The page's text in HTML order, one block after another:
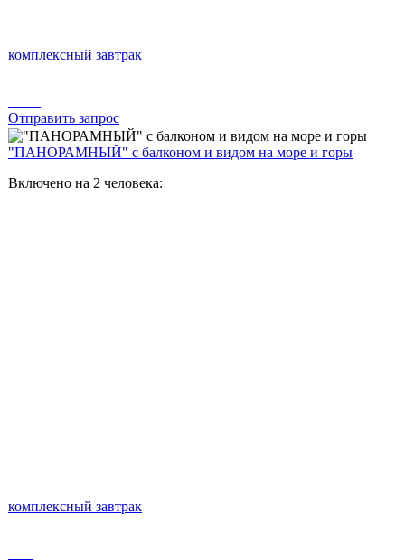
комплексный завтрак
Отправить запрос
"ПАНОРАМНЫЙ" с балконом и видом на море и горы
Включено на 2 человека:
комплексный завтрак